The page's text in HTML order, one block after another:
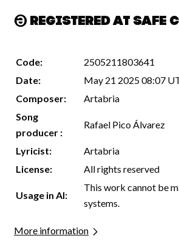
Registered at Safe
Code:
2505211803641
Date:
May 21 2025 08:07
Composer:
Artabria
Song
producer :
Rafael Pico Álvarez
Lyricist:
Artabria
License:
All rights reserved
Usage in AI:
This work cannot be
systems.
More information